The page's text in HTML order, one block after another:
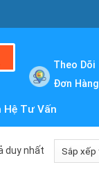
Theo Dõi
Đơn Hàng
Hệ Tư Vấn
duy nhất